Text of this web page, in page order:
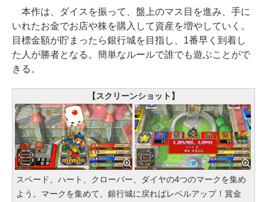
本作は、ダイスを振って、盤上のマス目を進み、手に
いれたお金でお店や株を購入して資産を増やしていく。
目標金額が貯まったら銀行城を目指し、1番早く到着し
た人が勝者となる。簡単なルールで誰でも遊ぶことがで
きる。
【スクリーンショット】
スペード、ハート、クローバー、ダイヤの4つのマークを集め
よう。マークを集めて、銀行城に戻ればレベルアップ！賞金